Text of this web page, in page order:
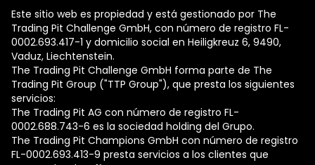
Este sitio web es propiedad y está gestionado por The
Trading Pit Challenge GmbH, con número de registro FL-
0002.693.417-1 y domicilio social en Heiligkreuz 6, 9490,
Vaduz, Liechtenstein.
The Trading Pit Challenge GmbH forma parte de The
Trading Pit Group ("TTP Group"), que presta los siguientes
servicios:
The Trading Pit AG con número de registro FL-
0002.688.743-6 es la sociedad holding del Grupo.
The Trading Pit Champions GmbH con número de registro
FL-0002.693.413-9 presta servicios a los clientes que